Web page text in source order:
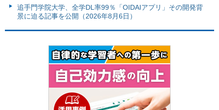
追手門学院大学、全学DL率99％「OIDAIアプリ」その開発背
景に迫る記事を公開（2026年8月6日）